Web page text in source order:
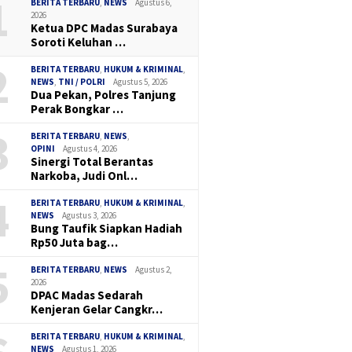
2026
Ketua DPC Madas Surabaya
Soroti Keluhan …
BERITA TERBARU HUKUM & KRIMINAL
NEWS TNI / POLRI Agustus 5, 2026
Dua Pekan, Polres Tanjung
Perak Bongkar …
BERITA TERBARU NEWS
OPINI
Agustus 4, 2026
Sinergi Total Berantas
Narkoba, Judi Onl…
BERITA TERBARU HUKUM & KRIMINAL
NEWS
Agustus 3, 2026
Bung Taufik Siapkan Hadiah
Rp50 Juta bag…
BERITA TERBARU NEWS
Agustus 2,
2026
DPAC Madas Sedarah
Kenjeran Gelar Cangkr…
BERITA TERBARU HUKUM & KRIMINAL
NEWS
Agustus 1, 2026